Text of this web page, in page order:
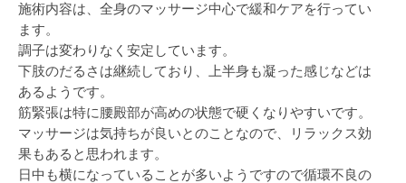
施術内容は、全身のマッサージ中心で緩和ケアを行ってい
ます。
調子は変わりなく安定しています。
下肢のだるさは継続しており、上半身も凝った感じなどは
あるようです。
筋緊張は特に腰殿部が高めの状態で硬くなりやすいです。
マッサージは気持ちが良いとのことなので、リラックス効
果もあると思われます。
日中も横になっていることが多いようですので循環不良の